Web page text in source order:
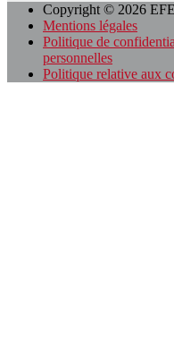
Copyright © 2026
Mentions légales
Politique de
personnelles
Politique relative aux